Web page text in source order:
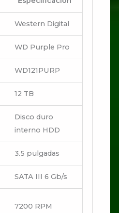
Western Digital
WD Purple Pro
WD121PURP
12 TB
Disco duro
interno HDD
3.5 pulgadas
SATA III 6 Gb/s
7200 RPM